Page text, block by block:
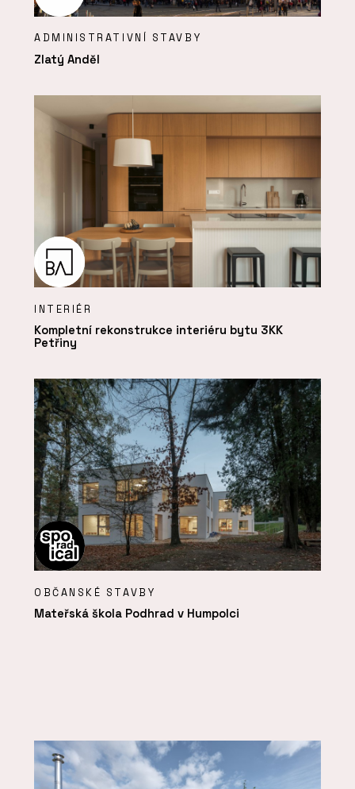
ADMINISTRATIVNÍ STAVBY
Zlatý Anděl
INTERIÉR
Kompletní rekonstrukce interiéru bytu 3KK
Petřiny
OBČANSKÉ STAVBY
Mateřská škola Podhrad v Humpolci